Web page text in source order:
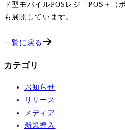
ド型モバイルPOSレジ「POS＋（
も展開しています。
一覧に戻る
カテゴリ
お知らせ
リリース
メディア
新規導入